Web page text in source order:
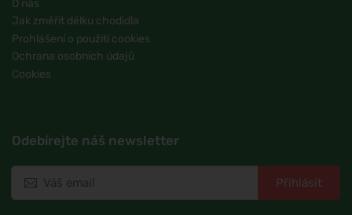
O nás
Jak změřit délku chodidla
Prohlášení o použití cookies
Ochrana osobních údajů
Cookies
Odebírejte náš newsletter
Přihlásit